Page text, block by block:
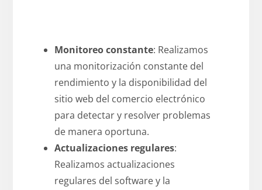
Monitoreo constante: Realizamos
una monitorización constante del
rendimiento y la disponibilidad del
sitio web del comercio electrónico
para detectar y resolver problemas
de manera oportuna.
Actualizaciones regulares:
Realizamos actualizaciones
regulares del software y la